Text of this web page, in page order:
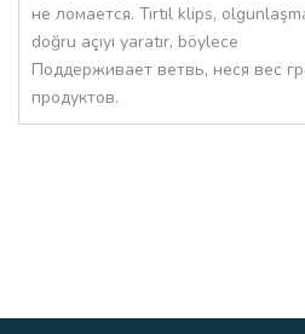
не ломается. Tırtıl klips,
doğru açıyı yaratır, böylece
Поддерживает ветвь, неся вес
продуктов.